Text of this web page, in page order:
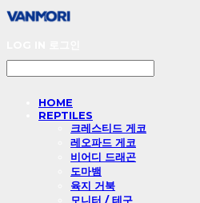
HOME
REPTILES
크레스티드 게코
레오파드 게코
비어디 드래곤
도마뱀
육지 거북
모니터 / 테구